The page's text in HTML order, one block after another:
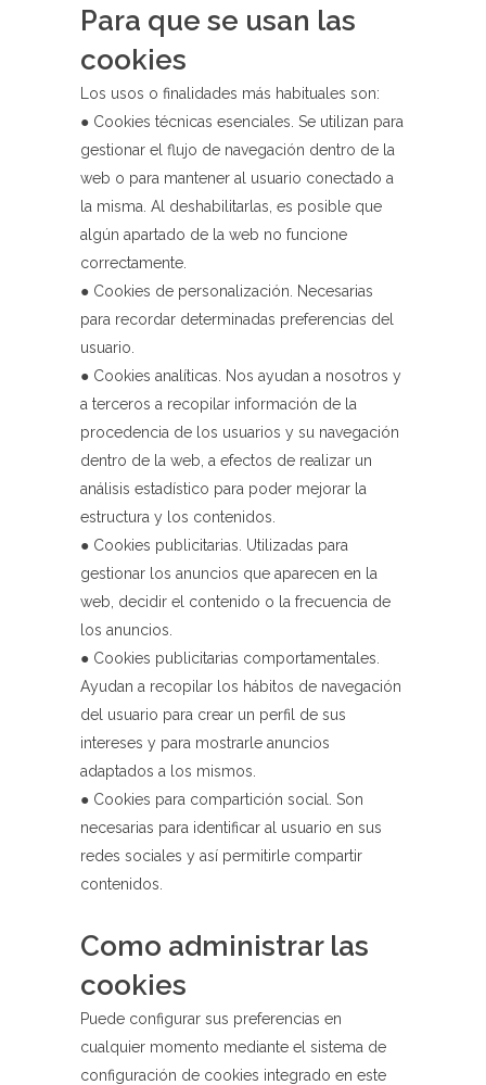
Para que se usan las
cookies
Los usos o finalidades más habituales son:
● Cookies técnicas esenciales. Se utilizan para
gestionar el flujo de navegación dentro de la
web o para mantener al usuario conectado a
la misma. Al deshabilitarlas, es posible que
algún apartado de la web no funcione
correctamente.
● Cookies de personalización. Necesarias
para recordar determinadas preferencias del
usuario.
● Cookies analíticas. Nos ayudan a nosotros y
a terceros a recopilar información de la
procedencia de los usuarios y su navegación
dentro de la web, a efectos de realizar un
análisis estadístico para poder mejorar la
estructura y los contenidos.
● Cookies publicitarias. Utilizadas para
gestionar los anuncios que aparecen en la
web, decidir el contenido o la frecuencia de
los anuncios.
● Cookies publicitarias comportamentales.
Ayudan a recopilar los hábitos de navegación
del usuario para crear un perfil de sus
intereses y para mostrarle anuncios
adaptados a los mismos.
● Cookies para compartición social. Son
necesarias para identificar al usuario en sus
redes sociales y así permitirle compartir
contenidos.
Como administrar las
cookies
Puede configurar sus preferencias en
cualquier momento mediante el sistema de
configuración de cookies integrado en este